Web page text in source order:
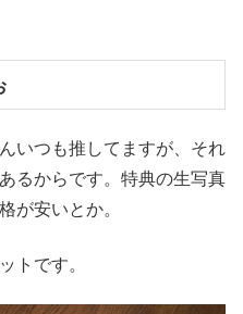
いつも推してますが、それ
るからです。特典の生写真
が安いとか。
トです。